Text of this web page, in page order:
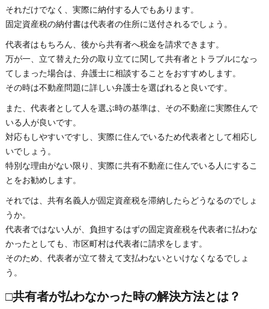
それだけでなく、実際に納付する人でもあります。
固定資産税の納付書は代表者の住所に送付されるでしょう。
代表者はもちろん、後から共有者へ税金を請求できます。
万が一、立て替えた分の取り立てに関して共有者とトラブルになっ
てしまった場合は、弁護士に相談することをおすすめします。
その時は不動産問題に詳しい弁護士を選ばれると良いです。
また、代表者として人を選ぶ時の基準は、その不動産に実際住んで
いる人が良いです。
対応もしやすいですし、実際に住んでいるため代表者として相応し
いでしょう。
特別な理由がない限り、実際に共有不動産に住んでいる人にするこ
とをお勧めします。
それでは、共有名義人が固定資産税を滞納したらどうなるのでしょ
うか。
代表者ではない人が、負担するはずの固定資産税を代表者に払わな
かったとしても、市区町村は代表者に請求をします。
そのため、代表者が立て替えて支払わないといけなくなるでしょ
う。
□共有者が払わなかった時の解決方法とは？